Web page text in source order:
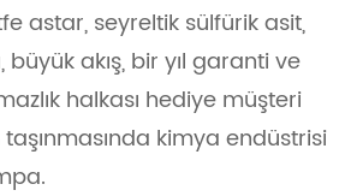
astar, seyreltik sülfürik asit,
büyük akış, bir yıl garanti ve
halkası hediye müşteri
kimya endüstrisi